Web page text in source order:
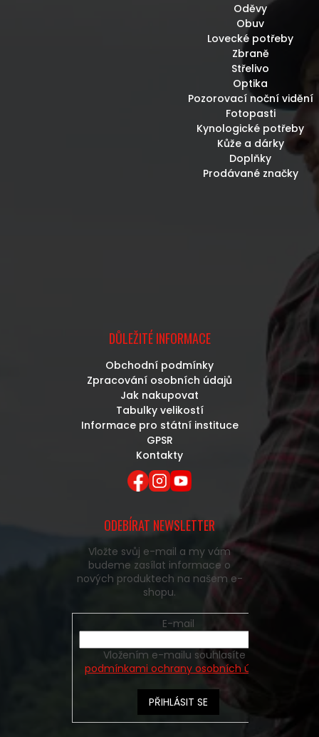
Oděvy
Obuv
Lovecké potřeby
Zbraně
Střelivo
Optika
Pozorovací noční vidění
Fotopasti
Kynologické potřeby
Kůže a dárky
Doplňky
Prodávané značky
DŮLEŽITÉ INFORMACE
Obchodní podmínky
Zpracování osobních údajů
Jak nakupovat
Tabulky velikostí
Informace pro státní instituce
GPSR
Kontakty
ODEBÍRAT NEWSLETTER
Vložte svůj e-mail a my vám
budeme zasílat informace o
nových produktech na našem e-
shopu.
E-mail
podmínkami ochrany osobních údajů
PŘIHLÁSIT SE